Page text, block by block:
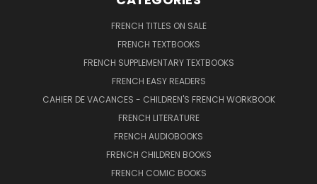
FRENCH TITLES ON SALE
FRENCH TEXTBOOKS
FRENCH SUPPLEMENTARY TEXTBOOKS
FRENCH EASY READERS
CAHIER DE VACANCES - CHILDREN'S FRENCH WORKBOOK
FRENCH LITERATURE
FRENCH AUDIOBOOKS
FRENCH CHILDREN BOOKS
FRENCH COMIC BOOKS